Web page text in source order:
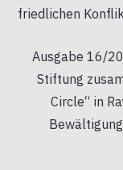
friedlichen
Ausgabe 16/
Stiftung
Circle“ in